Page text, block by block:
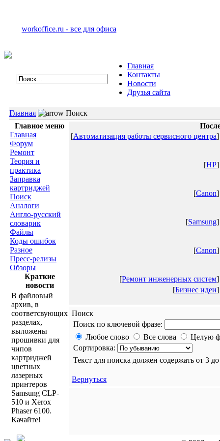
workoffice.ru - все для офиса
Главная
Контакты
Новости
Друзья сайта
Главная
Поиск
Главное меню
Главная
Форум
Ремонт
Теория и
практика
Заправка
картриджей
Поиск
Аналоги
Англо-русский
словарик
Файлы
Коды ошибок
Разное
Пресс-релизы
Обзоры
Краткие
новости
В файловый
архив, в
соответсвующих
разделах,
выложены
прошивки для
чипов
картриджей
цветных
лазерных
принтеров
Samsung CLP-
510 и Xerox
Phaser 6100.
Качайте!
[Автоматизация работы сервисного центра]
[HP]
[Canon]
[Samsung]
[Canon]
[Ремонт инженерных систем]
[Бизнес идеи]
Поиск
Поиск по ключевой фразе:
Любое слово
Все слова
Целую
Сортировка:
Текст для поиска должен содержать от 3
Вернуться